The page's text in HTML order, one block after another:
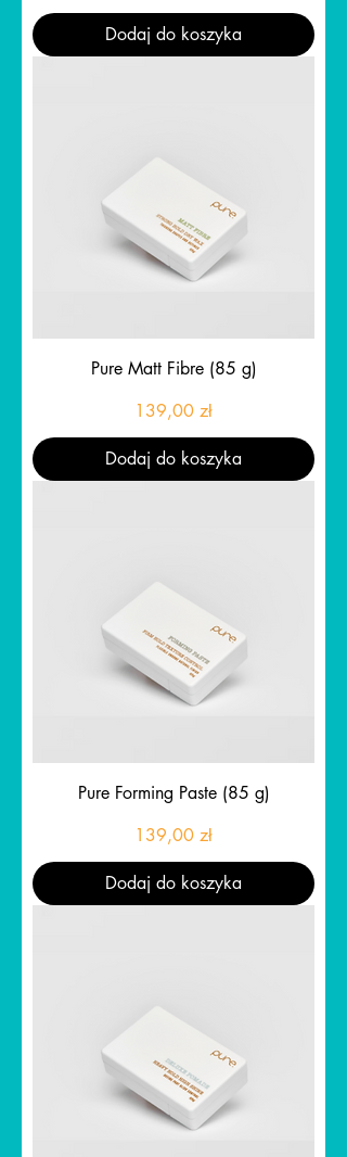
Dodaj do koszyka
Pure Matt Fibre (85 g)
Cena
139,00 zł
Dodaj do koszyka
Pure Forming Paste (85 g)
Cena
139,00 zł
Dodaj do koszyka